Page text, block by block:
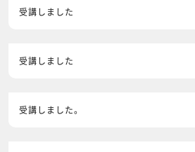
受講しました
受講しました
受講しました。